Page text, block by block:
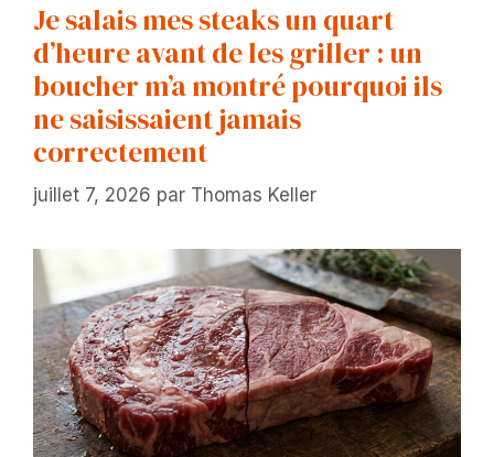
Je salais mes steaks un quart
d’heure avant de les griller : un
boucher m’a montré pourquoi ils
ne saisissaient jamais
correctement
juillet 7, 2026 par Thomas Keller